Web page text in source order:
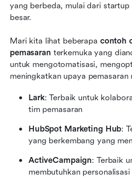
yang berbeda, mulai dari startup
besar.
Mari kita lihat beberapa contoh
pemasaran terkemuka yang
untuk mengotomatisasi,
meningkatkan upaya pemasaran
Lark: Terbaik untuk
tim pemasaran
HubSpot Marketing Hub:
yang berkembang yang
ActiveCampaign: Terbaik
membutuhkan